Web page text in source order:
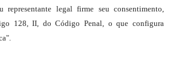
representante legal firme seu consentimento,
128, II, do Código Penal, o que configura